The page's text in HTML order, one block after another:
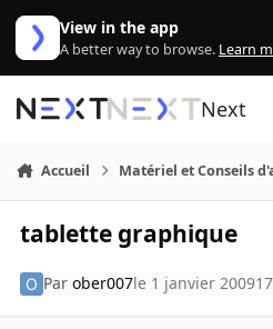
Aller au contenu
View in the app
A better way to browse. Learn
Next
Accueil Matériel et Conseils
tablette graphique
Parober007le 1 janvier 2009